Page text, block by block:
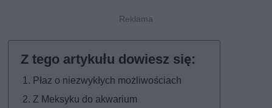
Płaz o niezwykłych możliwościach
Z Meksyku do akwarium